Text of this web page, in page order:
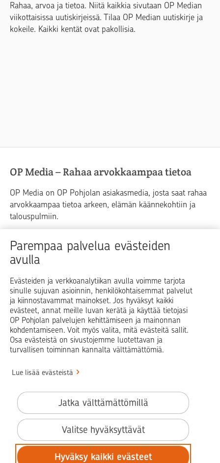
Parempaa palvelua evästeiden
avulla
Evästeiden ja verkkoanalytiikan avulla voimme tarjota
sinulle sujuvan asioinnin, henkilökohtaisemmat palvelut
ja kiinnostavammat mainokset. Jos hyväksyt kaikki
evästeet, annat meille luvan kerätä ja käyttää tietojasi
OP Pohjolan palvelujen kehittämiseen ja mainonnan
kohdentamiseen. Voit myös valita, mitä evästeitä sallit.
Osa evästeistä on sivustojemme luotettavan ja
turvallisen toiminnan kannalta välttämättömiä.
Lue lisää evästeistä
Hyväksy kaikki evästeet
Valitse hyväksyttävät
Jatka välttämättömillä
Rahaa, arvoa ja tietoa. Niitä kaikkia sivutaan OP Median
viikottaisissa uutiskirjeissä. Tilaa OP Median uutiskirje ja
kokeile. Kaikki kentät ovat pakollisia.
OP Media – Rahaa arvokkaampaa tietoa
OP Media on OP Pohjolan asiakasmedia, josta saat rahaa
arvokkaampaa tietoa arkeen, elämän käännekohtiin ja
talouspulmiin.
Raha Elämä
Yrityselämä
Blogit ja puheenvuorot
Op.fi OP Koti Pohjola Vahinkoapu
Facebook
X LinkedInInstagram
Käyttöehdot
Saavutettavuusseloste
Evästeiden käyttö
Tilaa uutiskirje
Tietosuoja